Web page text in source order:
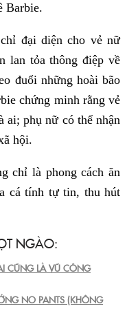
Barbie.
đại diện cho vẻ nữ
lan tỏa thông điệp về
đuổi những hoài bão
chứng minh rằng vẻ
ai; phụ nữ có thể nhận
hội.
chỉ là phong cách ăn
cá tính tự tin, thu hút
NGÀO:
CŨNG LÀ VŨ CÔNG
NO PANTS (KHÔNG